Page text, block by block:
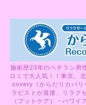
施術歴23年のベテラン男
ロミで大人気！！東京、
covery（からだリカバリ
ラピストが直接、リラク
（フットケア）・ハワイ